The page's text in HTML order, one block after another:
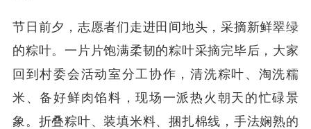
节日前夕，志愿者们走进田间地头，采摘新鲜翠绿
的粽叶。一片片饱满柔韧的粽叶采摘完毕后，大家
回到村委会活动室分工协作，清洗粽叶、淘洗糯
米、备好鲜肉馅料，现场一派热火朝天的忙碌景
象。折叠粽叶、装填米料、捆扎棉线，手法娴熟的